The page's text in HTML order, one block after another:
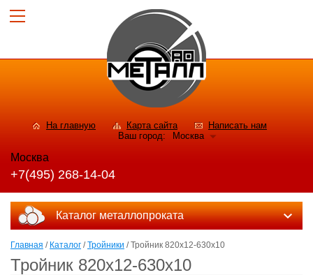
На главную Карта сайта
Написать нам
Ваш город:
Москва
Москва
+7(495) 268-14-04
Каталог металлопроката
Главная / Каталог /Тройники / Тройник 820x12-630x10
Тройник 820x12-630x10